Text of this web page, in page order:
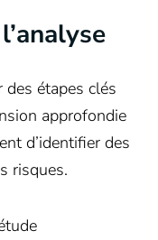
des étapes clés
approfondie
d’identifier des
risques.